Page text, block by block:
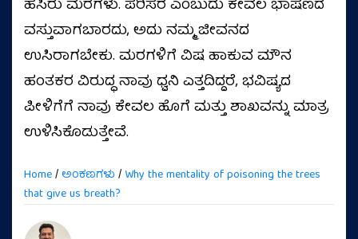
ಹಸಿರು ಮರಗಳು. ಪರಿಸರ ಎಂಬುದು ಕೇವಲ ಭಾಷಣದ
ವಸ್ತುವಾಗಬಾರದು, ಅದು ನಮ್ಮ ಜೀವನದ
ಉಸಿರಾಗಬೇಕು. ಮರಗಳಿಗೆ ವಿಷ ಹಾಕುವ ಮೌನ
ಹಂತಕರ ವಿರುದ್ಧ ನಾವು ಧ್ವನಿ ಎತ್ತದಿದ್ದರೆ, ಭವಿಷ್ಯದ
ಪೀಳಿಗೆಗೆ ನಾವು ಕೇವಲ ಹೊಗೆ ಮತ್ತು ಶಾಖವನ್ನು ಮಾತ್ರ
ಉಳಿಸಿಕೊಡುತ್ತೇವೆ.
Home/ ಅಂಕಣಗಳು / Why the mentality of poisoning the trees
that give us breath?